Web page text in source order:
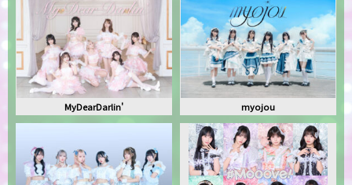
MyDearDarlin' myojou